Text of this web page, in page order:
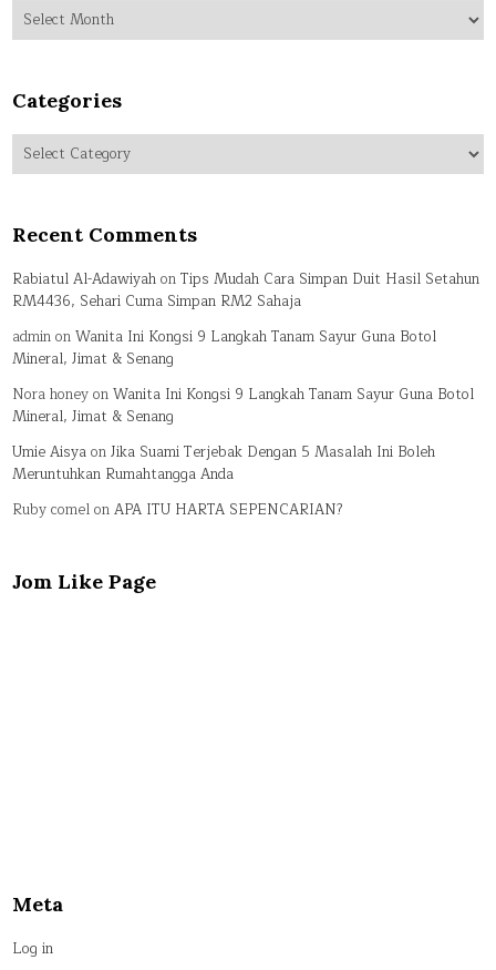
Archives
Categories
Categories
Recent Comments
Rabiatul Al-AdawiyahonTips Mudah Cara Simpan Duit Hasil Setahun
RM4436, Sehari Cuma Simpan RM2 Sahaja
adminonWanita Ini Kongsi 9 Langkah Tanam Sayur Guna Botol
Mineral, Jimat & Senang
Nora honeyonWanita Ini Kongsi 9 Langkah Tanam Sayur Guna Botol
Mineral, Jimat & Senang
Umie AisyaonJika Suami Terjebak Dengan 5 Masalah Ini Boleh
Meruntuhkan Rumahtangga Anda
Ruby comelonAPA ITU HARTA SEPENCARIAN?
Jom Like Page
Meta
Log in